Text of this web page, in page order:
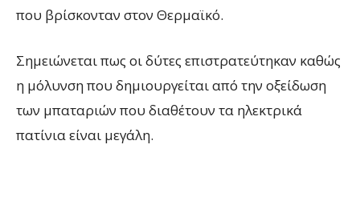
που βρίσκονταν στον Θερμαϊκό.
Σημειώνεται πως οι δύτες επιστρατεύτηκαν καθώς
η μόλυνση που δημιουργείται από την οξείδωση
των μπαταριών που διαθέτουν τα ηλεκτρικά
πατίνια είναι μεγάλη.